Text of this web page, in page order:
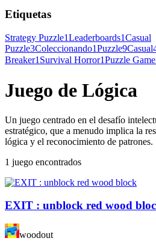
Etiquetas
Strategy Puzzle1Leaderboards1Casual
Puzzle3Coleccionando1Puzzle9Casual
Breaker1 Survival Horror1Puzzle Game
Juego de Lógica
Un juego centrado en el desafío
estratégico, que a menudo implica la
lógica y el reconocimiento de patrones.
1 juego encontrados
EXIT : unblock red wood
woodout